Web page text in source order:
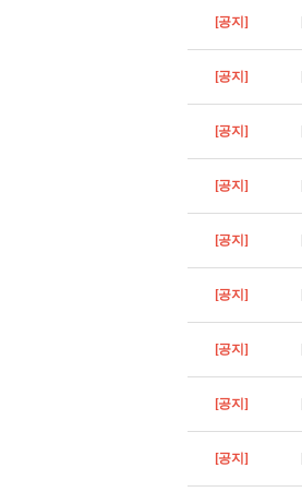
[공지]
[공지]
[공지]
[공지]
[공지]
[공지]
[공지]
[공지]
[공지]